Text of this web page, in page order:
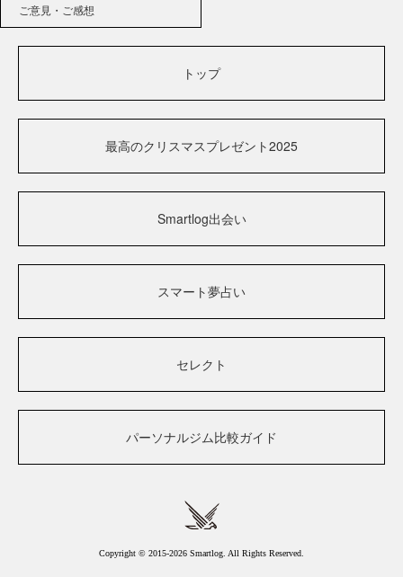
ご意見・ご感想
トップ
最高のクリスマスプレゼント2025
Smartlog出会い
スマート夢占い
セレクト
パーソナルジム比較ガイド
Copyright © 2015-2026 Smartlog. All Rights Reserved.